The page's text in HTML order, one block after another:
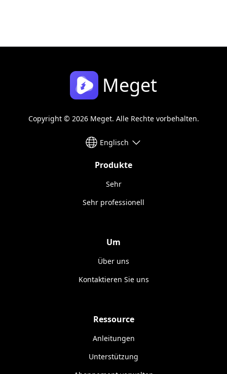
Meget
Copyright © 2026 Meget. Alle Rechte vorbehalten.
Englisch
Produkte
Sehr
Sehr professionell
Um
Über uns
Kontaktieren Sie uns
Ressource
Anleitungen
Unterstützung